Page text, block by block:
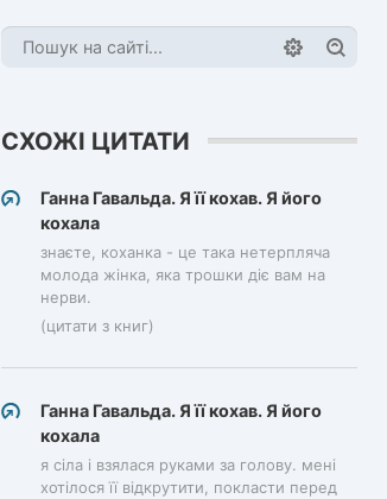
СХОЖІ ЦИТАТИ
Ганна Гавальда. Я її кохав. Я його
кохала
знаєте, коханка - це така нетерпляча
молода жінка, яка трошки діє вам на
нерви.
(цитати з книг)
Ганна Гавальда. Я її кохав. Я його
кохала
я сіла і взялася руками за голову. мені
хотілося її відкрутити, покласти перед